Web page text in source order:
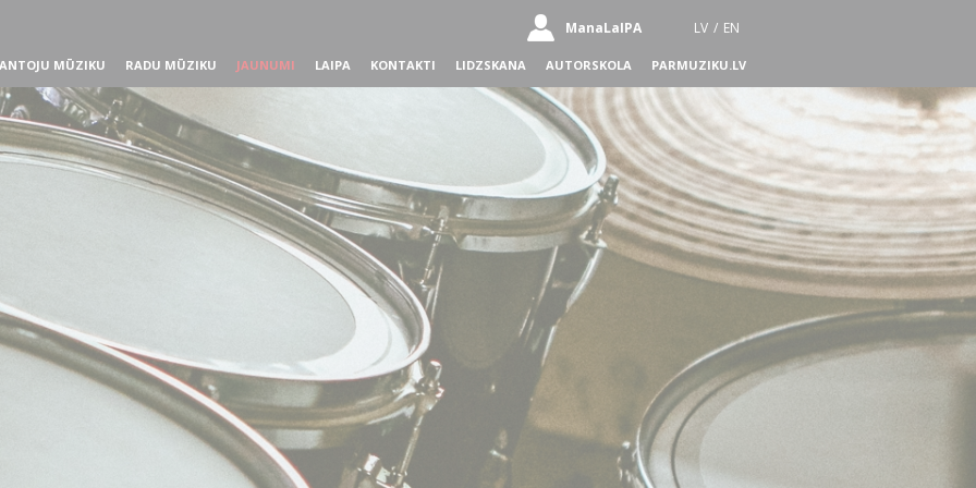
ManaLaIPA LV / EN
MŪZIKU RADU MŪZIKU JAUNUMI LAIPA KONTAKTI LIDZSKANA AUTORSKOLA PARMUZIKU.LV